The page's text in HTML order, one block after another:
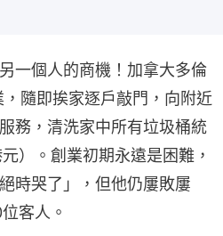
一個人的商機！加拿大多倫
，隨即挨家逐戶敲門，向附近
務，清洗家中所有垃圾桶統
）。創業初期永遠是困難，
時哭了」，但他仍屢敗屢
客人。